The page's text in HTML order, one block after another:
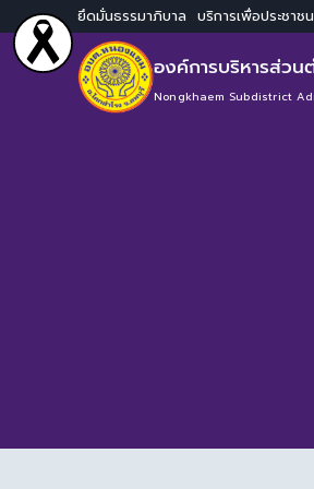
ยึดมั่นธรรมาภิบาล บริการเพื่อประชาชน
องค์การบริหารส่ว
Nongkhaem Subdistrict